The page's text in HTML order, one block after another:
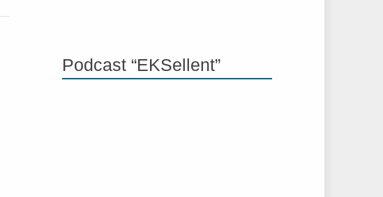
Podcast “EKSellent”